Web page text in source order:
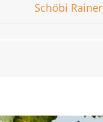
Schöbi Rainer